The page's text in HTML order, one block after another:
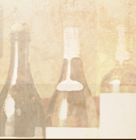
武蔵小杉の美
「イルヴェン
武蔵小杉の美味
ヴェント」のブロ